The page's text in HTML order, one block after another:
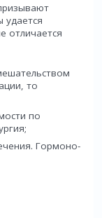
удается
отличается
то
по
Гормоно-